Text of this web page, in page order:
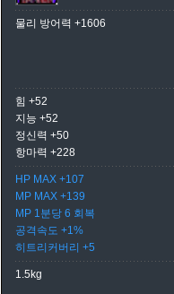
물리 방어력 +1606
힘 +52
지능 +52
정신력 +50
항마력 +228
HP MAX +107
MP MAX +139
MP 1분당 6 회복
공격속도 +1%
히트리커버리 +5
1.5kg